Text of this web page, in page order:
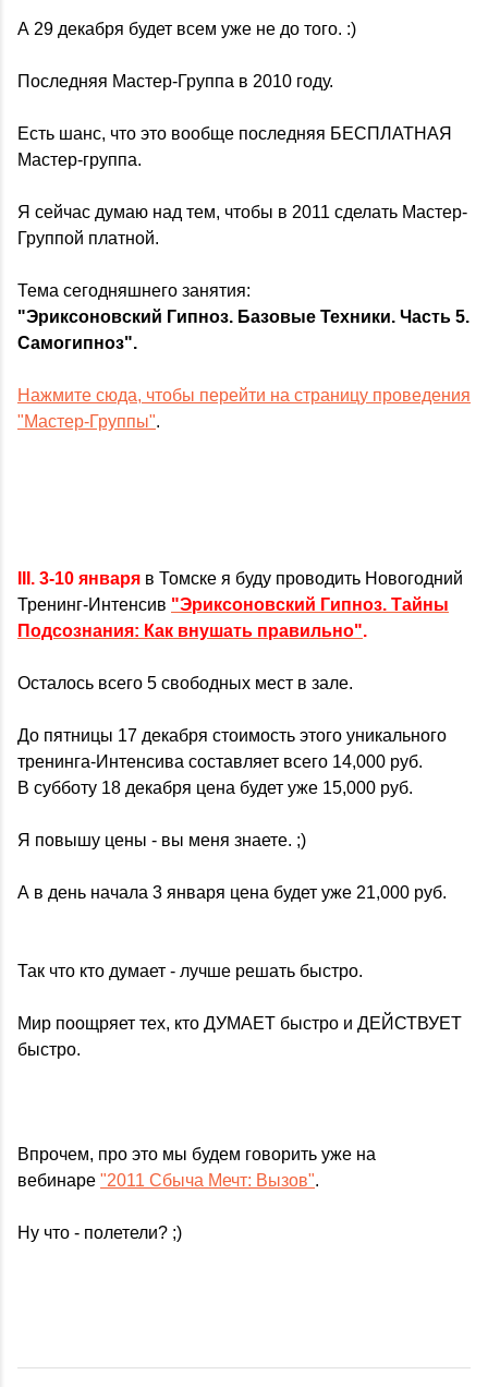
А 29 декабря будет всем уже не до того. :)
Последняя Мастер-Группа в 2010 году.
Есть шанс, что это вообще последняя БЕСПЛАТНАЯ
Мастер-группа.
Я сейчас думаю над тем, чтобы в 2011 сделать Мастер-
Группой платной.
Тема сегодняшнего занятия:
"Эриксоновский Гипноз. Базовые Техники. Часть 5.
Самогипноз".
Нажмите сюда, чтобы перейти на страницу проведения
"Мастер-Группы".
III. 3-10 января в Томске я буду проводить Новогодний
Тренинг-Интенсив "Эриксоновский Гипноз. Тайны
Подсознания: Как внушать правильно".
Осталось всего 5 свободных мест в зале.
До пятницы 17 декабря стоимость этого уникального
тренинга-Интенсива составляет всего 14,000 руб.
В субботу 18 декабря цена будет уже 15,000 руб.
Я повышу цены - вы меня знаете. ;)
А в день начала 3 января цена будет уже 21,000 руб.
Так что кто думает - лучше решать быстро.
Мир поощряет тех, кто ДУМАЕТ быстро и ДЕЙСТВУЕТ
быстро.
Впрочем, про это мы будем говорить уже на
вебинаре "2011 Сбыча Мечт: Вызов".
Ну что - полетели? ;)